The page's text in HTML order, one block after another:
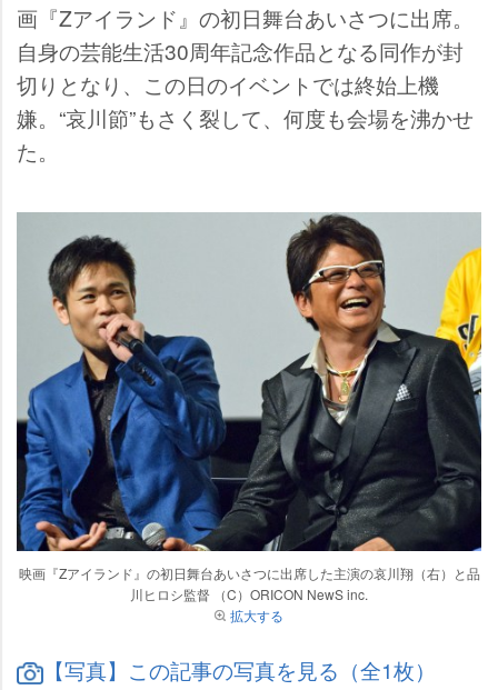
画『Zアイランド』の初日舞台あいさつに出席。
自身の芸能生活30周年記念作品となる同作が封
切りとなり、この日のイベントでは終始上機
嫌。“哀川節”もさく裂して、何度も会場を沸かせ
た。
映画『Zアイランド』の初日舞台あいさつに出席した主演の哀川翔（右）と品
川ヒロシ監督 （C）ORICON NewS inc.
拡大する
【写真】この記事の写真を見る（全1枚）